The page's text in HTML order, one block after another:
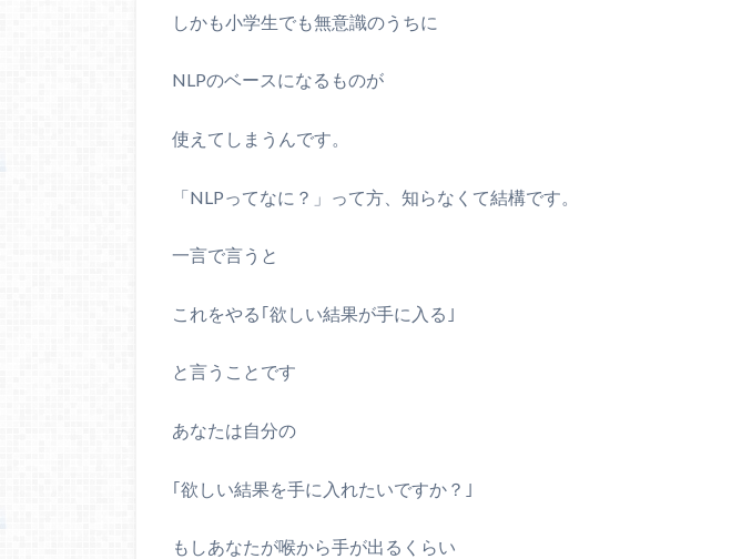
しかも小学生でも無意識のうちに
NLPのベースになるものが
使えてしまうんです。
「NLPってなに？」って方、知らなくて結構です。
一言で言うと
これをやる｢欲しい結果が手に入る｣
と言うことです
あなたは自分の
｢欲しい結果を手に入れたいですか？｣
もしあなたが喉から手が出るくらい